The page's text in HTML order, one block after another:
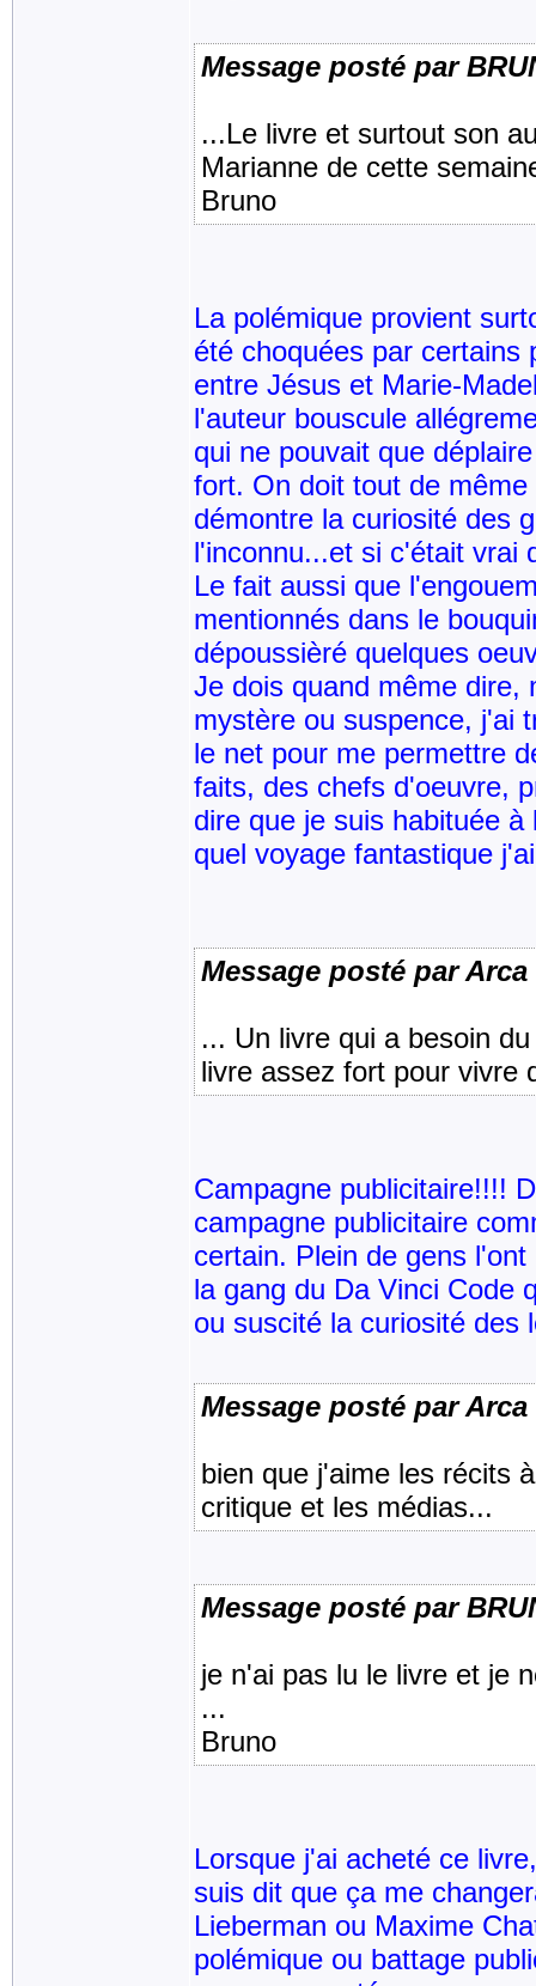
Message posté par
...Le livre et surtout son
Marianne de cette
Bruno
La polémique provient
été choquées par certains
entre Jésus et Marie-
l'auteur bouscule
qui ne pouvait que
fort. On doit tout de
démontre la curiosité des
l'inconnu...et si c'était vrai
Le fait aussi que
mentionnés dans le
dépoussièré quelques
Je dois quand même dire,
mystère ou suspence, j'ai
le net pour me permettre
faits, des chefs d'oeuvre,
dire que je suis habituée
quel voyage fantastique
Message posté par Arca
... Un livre qui a besoin
livre assez fort pour vivre
Campagne publicitaire!!!!
campagne publicitaire
certain. Plein de gens
la gang du Da Vinci Code
ou suscité la curiosité des
Message posté par Arca
bien que j'aime les récits
critique et les médias...
Message posté par
je n'ai pas lu le livre et je
...
Bruno
Lorsque j'ai acheté ce
suis dit que ça me
Lieberman ou Maxime
polémique ou battage